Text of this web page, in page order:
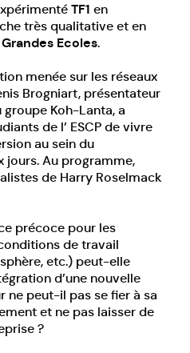
TF1 en
très qualitative et en
Ecoles.
menée sur les réseaux
Brogniart, présentateur
Koh-Lanta, a
de l’ ESCP de vivre
au sein du
Au programme,
de Harry Roselmack
précoce pour les
de travail
etc.) peut-elle
d’une nouvelle
ne peut-il pas se fier à sa
et ne pas laisser de
?